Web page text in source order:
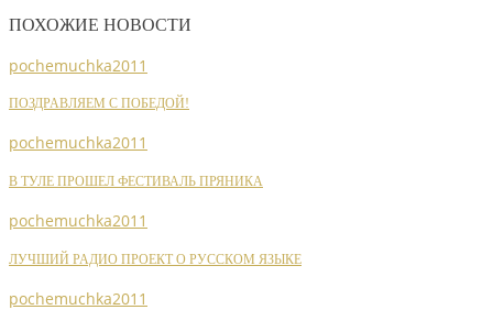
ПОХОЖИЕ НОВОСТИ
pochemuchka2011
ПОЗДРАВЛЯЕМ С ПОБЕДОЙ!
pochemuchka2011
В ТУЛЕ ПРОШЕЛ ФЕСТИВАЛЬ ПРЯНИКА
pochemuchka2011
ЛУЧШИЙ РАДИО ПРОЕКТ О РУССКОМ ЯЗЫКЕ
pochemuchka2011